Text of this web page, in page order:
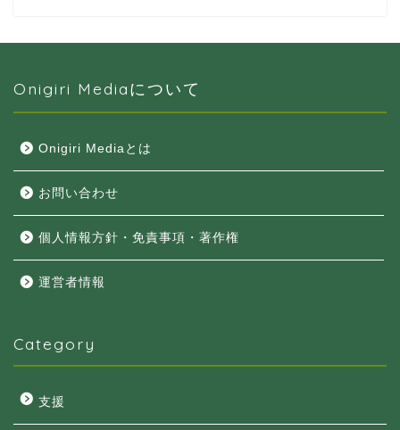
Onigiri Mediaについて
Onigiri Mediaとは
お問い合わせ
個人情報方針・免責事項・著作権
運営者情報
Category
支援